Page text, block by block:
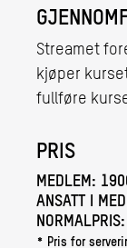
Streamet
kjøper
fullføre
PRIS
MEDLEM:
ANSATT I
NORMALPRIS:
* Pris for